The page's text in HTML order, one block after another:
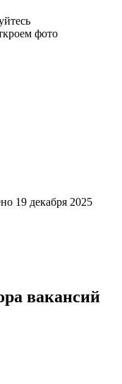
фото
19 декабря 2025
вакансий